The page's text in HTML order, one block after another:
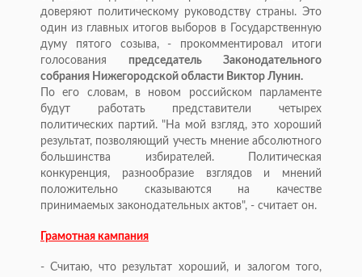
доверяют политическому руководству страны. Это
один из главных итогов выборов в Государственную
думу пятого созыва, - прокомментировал итоги
голосования председатель Законодательного
собрания Нижегородской области Виктор Лунин.
По его словам, в новом российском парламенте
будут работать представители четырех
политических партий. "На мой взгляд, это хороший
результат, позволяющий учесть мнение абсолютного
большинства избирателей. Политическая
конкуренция, разнообразие взглядов и мнений
положительно сказываются на качестве
принимаемых законодательных актов", - считает он.
Грамотная кампания
- Считаю, что результат хороший, и залогом того,